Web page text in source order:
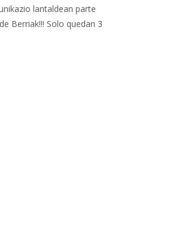
lantaldean parte
Berriak!!! Solo quedan 3